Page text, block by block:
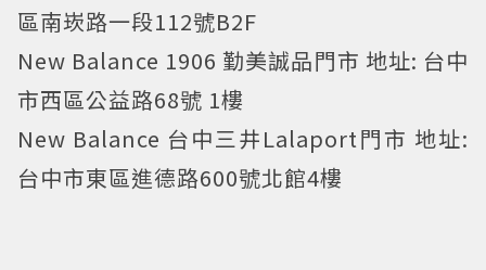
區南崁路一段112號B2F
New Balance 1906 勤美誠品門市 地址: 台中
市西區公益路68號 1樓
New Balance 台中三井Lalaport門市 地址:
台中市東區進德路600號北館4樓